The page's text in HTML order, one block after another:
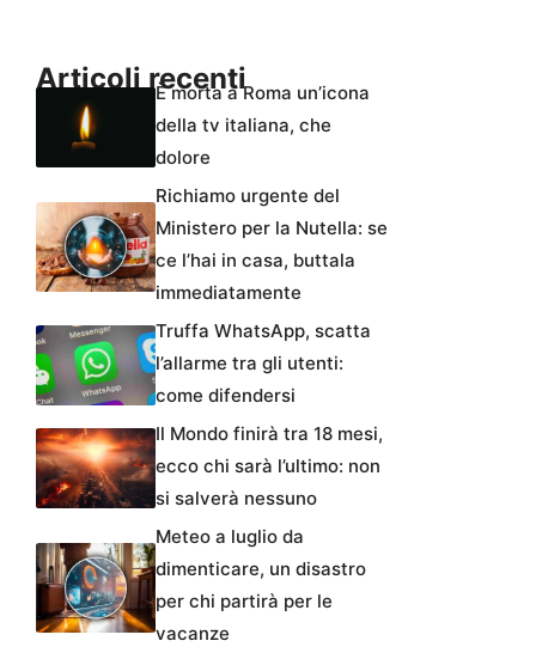
Articoli recentiÈ morta a Roma un’icona
della tv italiana, che
dolore
Richiamo urgente del
Ministero per la Nutella: se
ce l’hai in casa, buttala
immediatamente
Truffa WhatsApp, scatta
l’allarme tra gli utenti:
come difendersi
Il Mondo finirà tra 18 mesi,
ecco chi sarà l’ultimo: non
si salverà nessuno
Meteo a luglio da
dimenticare, un disastro
per chi partirà per le
vacanze